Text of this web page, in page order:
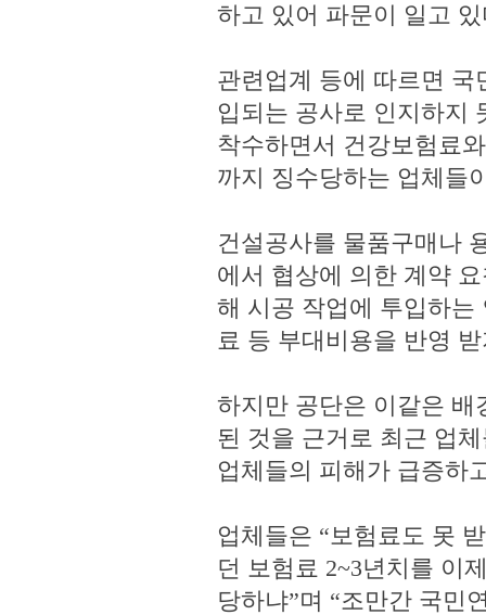
하고 있어 파문이 일고
관련업계 등에 따르면
입되는 공사로 인지하지
착수하면서 건강보험료
까지 징수당하는 업체들
건설공사를 물품구매나
에서 협상에 의한 계약
해 시공 작업에 투입하는
료 등 부대비용을 반영
하지만 공단은 이같은 배
된 것을 근거로 최근 업
업체들의 피해가 급증하
업체들은 “보험료도 못
던 보험료 2~3년치를 이
당하냐”며 “조만간 국민